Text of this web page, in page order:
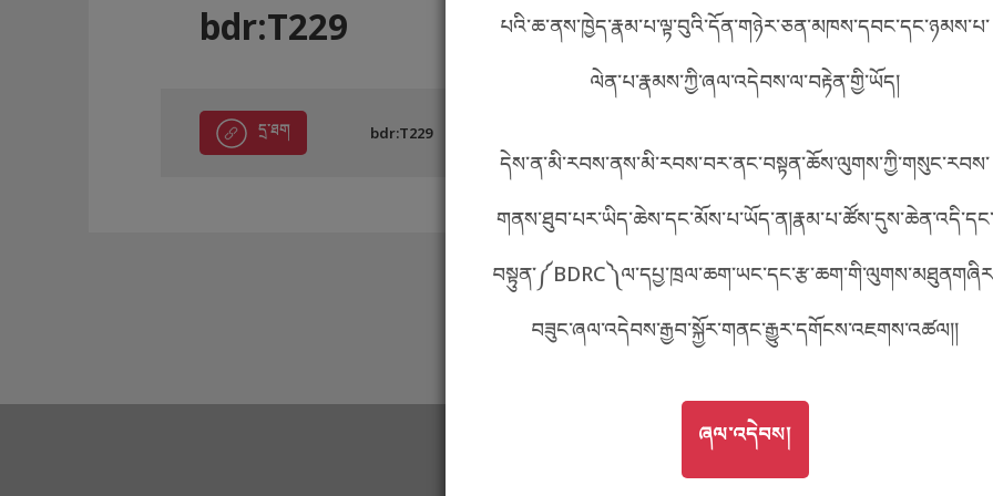
བོད་ཡིག
English
ភាសាខ្មែរ
པའི་ཆ་ནས་ཁྱེད་རྣམ་པ་ལྟ་བུའི་དོན་གཉེར་ཅན་མཁས་དབང་དང་ཉམས་པ་
ལེན་པ་རྣམས་ཀྱི་ཞལ་འདེབས་ལ་བརྟེན་གྱི་ཡོད།
དེས་ན་མི་རབས་ནས་མི་རབས་བར་ནང་བསྟན་ཆོས་ལུགས་ཀྱི་གསུང་རབས་
གནས་ཐུབ་པར་ཡིད་ཆེས་དང་མོས་པ་ཡོད་ན།རྣམ་པ་ཚོས་དུས་ཆེན་འདི་དང་
བཟུང་ཞལ་འདེབས་རྒྱབ་སྐྱོར་གནང་རྒྱུར་དགོངས་འཇགས་འཚལ།།
GO TOཞལ་འདེབས།
ཞལ་འདེབས།
bdr:T229
དྲ་ཐག bdr:T229